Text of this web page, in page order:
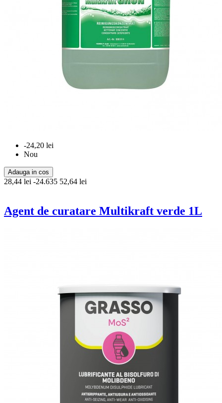
-24,20 lei
Nou
Adauga in cos
28,44 lei -24.635 52,64 lei
Agent de curatare Multikraft verde 1L